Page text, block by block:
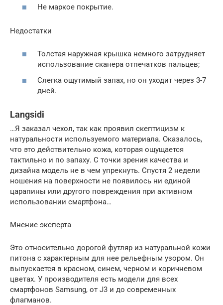
Не маркое покрытие.
Недостатки
Толстая наружная крышка немного затрудняет
использование сканера отпечатков пальцев;
Слегка ощутимый запах, но он уходит через 3-7
дней.
Langsidi
…Я заказал чехол, так как проявил скептицизм к
натуральности используемого материала. Оказалось,
что это действительно кожа, которая ощущается
тактильно и по запаху. С точки зрения качества и
дизайна модель не в чем упрекнуть. Спустя 2 недели
ношения на поверхности не появилось ни единой
царапины или другого повреждения при активном
использовании смартфона…
Мнение эксперта
Это относительно дорогой футляр из натуральной кожи
питона с характерным для нее рельефным узором. Он
выпускается в красном, синем, черном и коричневом
цветах. У производителя есть модели для всех
смартфонов Samsung, от J3 и до современных
флагманов.